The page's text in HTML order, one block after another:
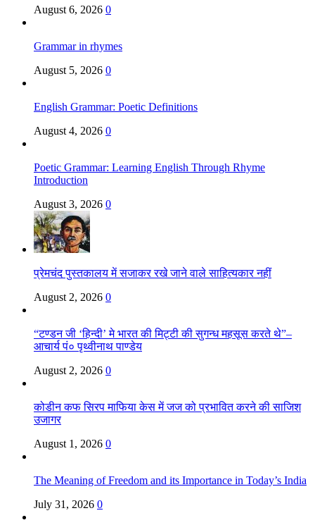
August 6, 2026 0
Grammar in rhymes
August 5, 2026 0
English Grammar: Poetic Definitions
August 4, 2026 0
Poetic Grammar: Learning English Through Rhyme
Introduction
August 3, 2026 0
प्रेमचंद पुस्तकालय में सजाकर रखे जाने वाले साहित्यकार नहीं
August 2, 2026 0
“टण्डन जी ‘हिन्दी’ मे भारत की मिट्टी की सुगन्ध महसूस करते थे”–
आचार्य पं० पृथ्वीनाथ पाण्डेय
August 2, 2026 0
कोडीन कफ सिरप माफिया केस में जज को प्रभावित करने की साजिश
उजागर
August 1, 2026 0
The Meaning of Freedom and its Importance in Today’s India
July 31, 2026 0